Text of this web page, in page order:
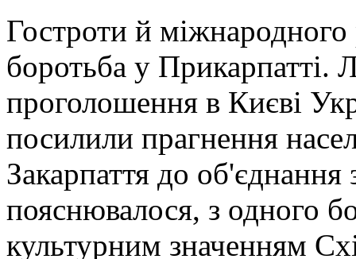
Гостроти й міжнародного
боротьба у Прикарпатті.
проголошення в Києві
посилили прагнення
Закарпаття до
пояснювалося, з одного
культурним значенням